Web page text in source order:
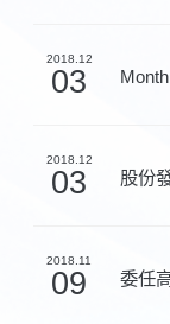
2018.12
03
2018.12
03 股份
2018.11
09 委任